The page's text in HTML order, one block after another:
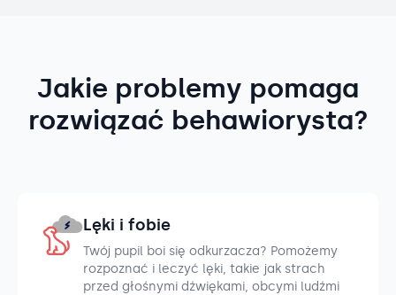
Jakie problemy pomaga
rozwiązać behawiorysta?
Lęki i fobie
Twój pupil boi się odkurzacza? Pomożemy
rozpoznać i leczyć lęki, takie jak strach
przed głośnymi dźwiękami, obcymi ludźmi